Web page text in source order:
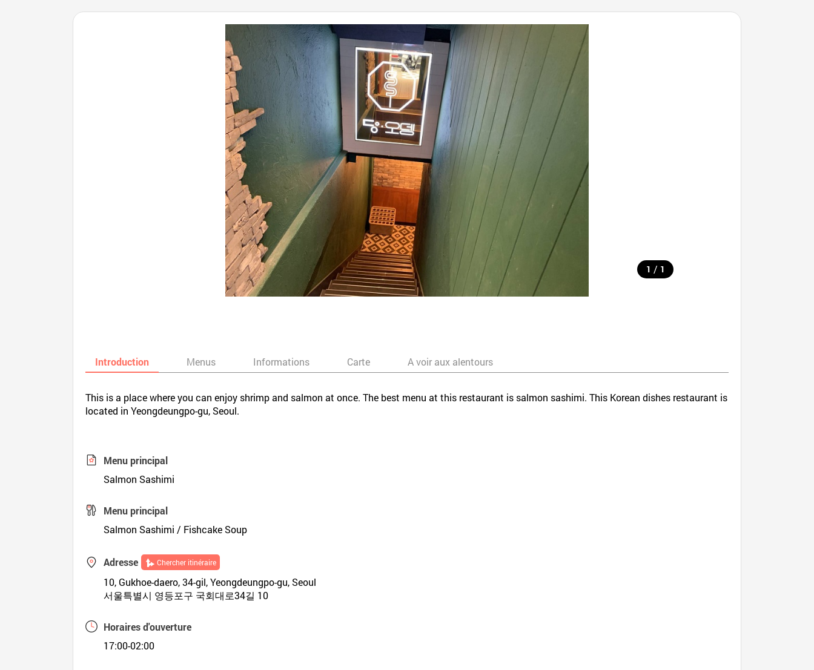
1 / 1
Introduction Menus Informations Carte A voir aux alentours
This is a place where you can enjoy shrimp and salmon at once. The best menu at this restaurant is salmon sashimi. This Korean dishes restaurant is
located in Yeongdeungpo-gu, Seoul.
Menu principal
Salmon Sashimi
Menu principal
Salmon Sashimi / Fishcake Soup
Adresse Chercher itinéraire
10, Gukhoe-daero, 34-gil, Yeongdeungpo-gu, Seoul
서울특별시 영등포구 국회대로34길 10
Horaires d'ouverture
17:00-02:00